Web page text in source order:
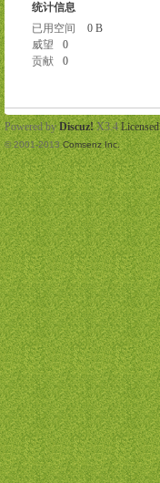
统计信息
已用空间
0 B
威望
0
贡献
0
Powered byDiscuz! X3.4 Licensed
© 2001-2013Comsenz Inc.